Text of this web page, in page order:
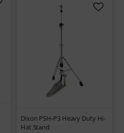
Dixon PSH-P3 Heavy Duty Hi-
Hat Stand